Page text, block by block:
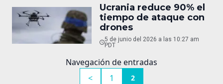
Ucrania reduce 90% el
tiempo de ataque con
drones
5 de junio del 2026 a las 10:27 am
PDT
Navegación de entradas
<
1 2